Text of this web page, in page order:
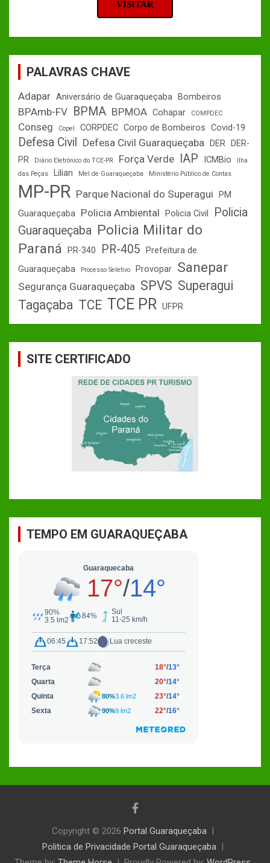
PALAVRAS CHAVE
Adapar Aniversário de Guaraqueçaba Bombeiros
BPAmb-FV BPMA BPMOA Cohapar COMPDEC
Conseg Copel CORPDEC Corpo de Bombeiros Covid-19
Defesa Civil Defesa Civil Guaraqueçaba DER DER-
PR
Diário Eletrônico do TCE-PR Força Verde IAP ICMBio
Ilha
das Peças
Lilian Mel de Guaraqueçaba Ministério Público de Contas
MP-PR Parque Nacional do Superagui PM
Guaraqueçaba
Policia Ambiental Policia Civil
Policia
Guaraqueçaba Policia Militar do
Paraná PR-340 PR-405 Prefeitura de
Guaraqueçaba
Processo Seletivo Provopar Sanepar
Segurança Guaraqueçaba SPVS Superagui
Tagaçaba TCE TCE PR UFPR
SITE CERTIFICADO
TEMPO EM GUARAQUEÇABA
Copyright © 2026 Portal Guaraqueçaba
Politica de Privacidade Portal Guaraqueçaba